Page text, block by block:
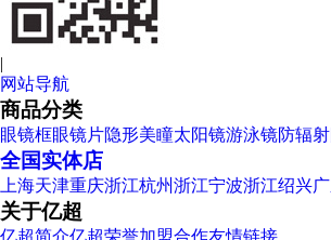
|
网站导航
商品分类
眼镜框眼镜片隐形美瞳太阳镜游泳镜防辐
全国实体店
上海天津重庆浙江杭州浙江宁波浙江绍兴
关于亿超
亿超简介亿超荣誉加盟合作友情链接